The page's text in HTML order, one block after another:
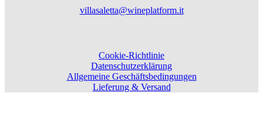
villasaletta@wineplatform.it
Cookie-Richtlinie
Datenschutzerklärung
Allgemeine Geschäftsbedingungen
Lieferung & Versand